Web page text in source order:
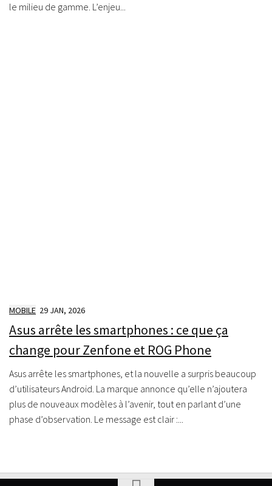
le milieu de gamme. L’enjeu...
MOBILE 29 JAN, 2026
Asus arrête les smartphones : ce que ça
change pour Zenfone et ROG Phone
Asus arrête les smartphones, et la nouvelle a surpris beaucoup
d’utilisateurs Android. La marque annonce qu’elle n’ajoutera
plus de nouveaux modèles à l’avenir, tout en parlant d’une
phase d’observation. Le message est clair :...